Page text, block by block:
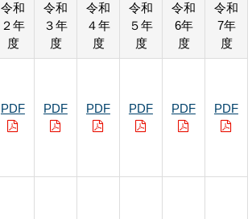
令和
２年
度
令和
３年
度
令和
４年
度
令和
５年
度
令和
6年
度
令和
7年
度
PDF PDF PDF PDF PDF PDF